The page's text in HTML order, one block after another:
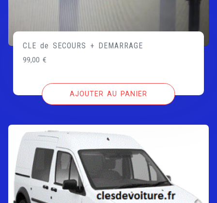
CLE de SECOURS + DEMARRAGE
99,00€
AJOUTER AU PANIER